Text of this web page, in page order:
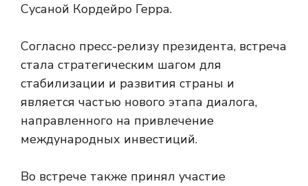
Сусаной Кордейро Герра.
Согласно пресс-релизу президента, встреча
стала стратегическим шагом для
стабилизации и развития страны и
является частью нового этапа диалога,
направленного на привлечение
международных инвестиций.
Во встрече также принял участие